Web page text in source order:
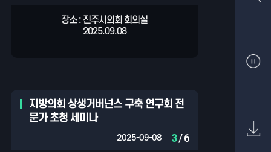
장소 : 진주시의회 회의실
2025.09.08
장소 : 진주시의회 회의실
2025.09.08
장소 : 진주시의회 회의실
2025.09.08
장소 : 진주시의회 회의실
2025.09.08
장소 : 진주시의회 회의실
2025.09.08
장소 : 진주시의회 회의실
2025.09.08
지방의회 상생거버넌스 구축 연구회 전
문가 초청 세미나
2025-09-08 3/ 6